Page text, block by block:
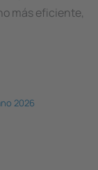
más eficiente,
2026